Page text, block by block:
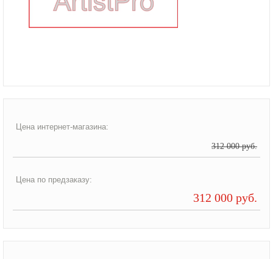
Цена интернет-магазина:
312 000 руб.
Цена по предзаказу:
312 000 руб.